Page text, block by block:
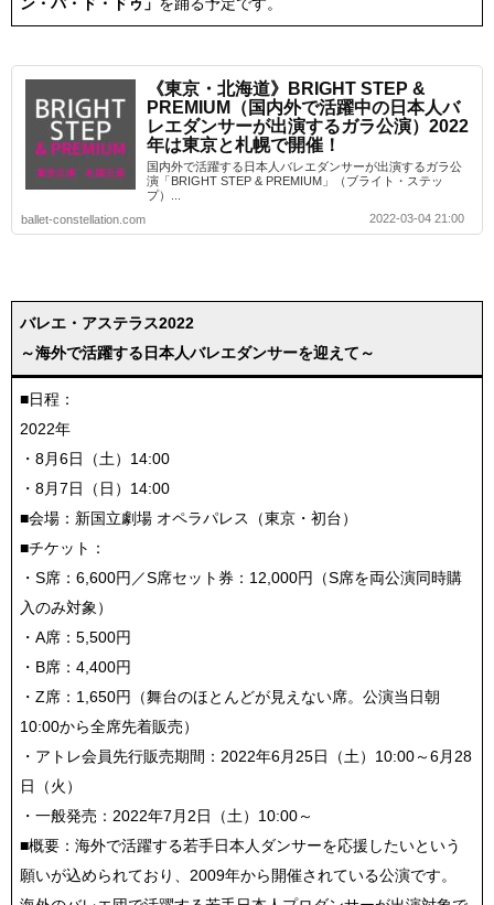
ン・パ・ド・ドゥ」 を踊る予定です。
《東京・北海道》BRIGHT STEP &
PREMIUM（国内外で活躍中の日本人バ
レエダンサーが出演するガラ公演）2022
年は東京と札幌で開催！
国内外で活躍する日本人バレエダンサーが出演するガラ公
演「BRIGHT STEP & PREMIUM」（ブライト・ステッ
プ）...
ballet-constellation.com
2022-03-04 21:00
バレエ・アステラス2022
～海外で活躍する日本人バレエダンサーを迎えて～
■日程：
2022年
・8月6日（土）14:00
・8月7日（日）14:00
■会場：新国立劇場 オペラパレス（東京・初台）
■チケット：
・S席：6,600円／S席セット券：12,000円（S席を両公演同時購
入のみ対象）
・A席：5,500円
・B席：4,400円
・Z席：1,650円（舞台のほとんどが見えない席。公演当日朝
10:00から全席先着販売）
・アトレ会員先行販売期間：2022年6月25日（土）10:00～6月28
日（火）
・一般発売：2022年7月2日（土）10:00～
■概要：海外で活躍する若手日本人ダンサーを応援したいという
願いが込められており、2009年から開催されている公演です。